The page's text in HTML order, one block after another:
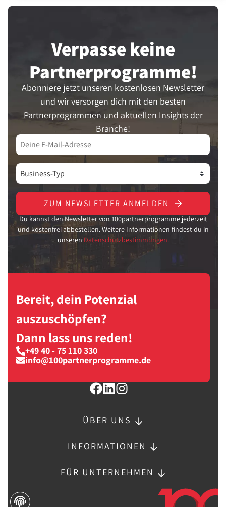
Verpasse keine
Partner­programme!
Abonniere jetzt unseren kostenlosen Newsletter
und wir versorgen dich mit den besten
Partnerprogrammen und aktuellen Insights der
Branche!
ZUM NEWSLETTER ANMELDEN
Du kannst den Newsletter von 100partnerprogramme jederzeit
und kostenfrei abbestellen. Weitere Informationen findest du in
unseren Datenschutzbestimmungen.
Bereit, dein Potenzial
auszuschöpfen?
Dann lass uns reden!
+49 40 - 75 110 330
info@100partnerprogramme.de
ÜBER UNS
INFORMATIONEN
FÜR UNTERNEHMEN